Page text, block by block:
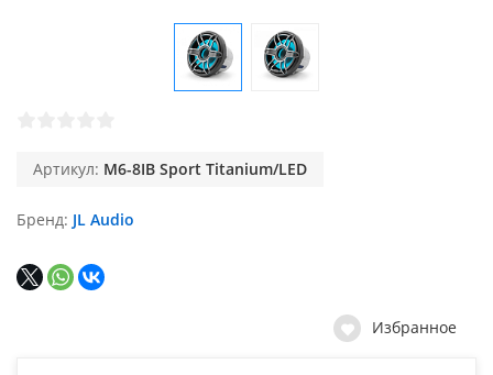
Артикул: M6-8IB Sport Titanium/LED
Бренд JL Audio
Избранное